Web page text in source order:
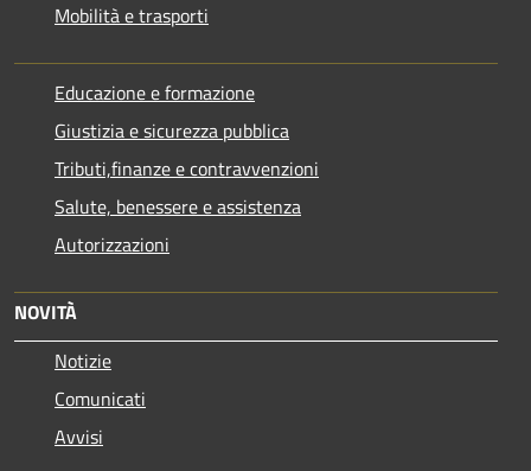
Mobilità e trasporti
Educazione e formazione
Giustizia e sicurezza pubblica
Tributi,finanze e contravvenzioni
Salute, benessere e assistenza
Autorizzazioni
NOVITÀ
Notizie
Comunicati
Avvisi